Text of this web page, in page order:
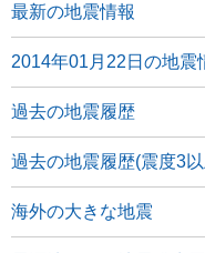
最新の地震情報
2014年01月22日の地震
過去の地震履歴
過去の地震履歴(震度3
海外の大きな地震